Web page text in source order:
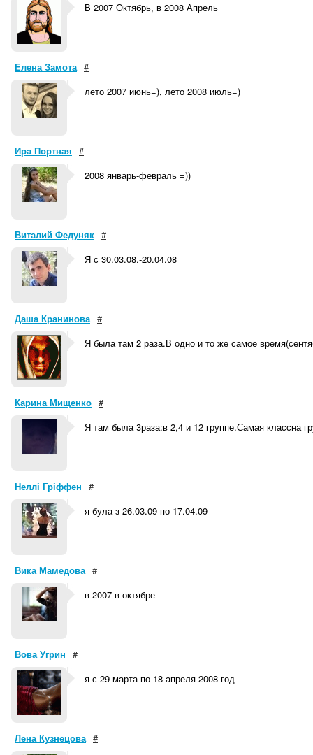
В 2007 Октябрь, в 2008 Апрель
Елена Замота #
лето 2007 июнь=), лето 2008 июль=)
Ира Портная #
2008 январь-февраль =))
Виталий Федуняк #
Я с 30.03.08.-20.04.08
Даша Кранинова #
Я была там 2 раза.В одно и то же самое
Карина Мищенко #
Я там была 3раза:в 2,4 и 12 группе.Самая классна
Неллі Гріффен #
я була з 26.03.09 по 17.04.09
Вика Мамедова #
в 2007 в октябре
Вова Угрин #
я с 29 марта по 18 апреля 2008 год
Лена Кузнецова #